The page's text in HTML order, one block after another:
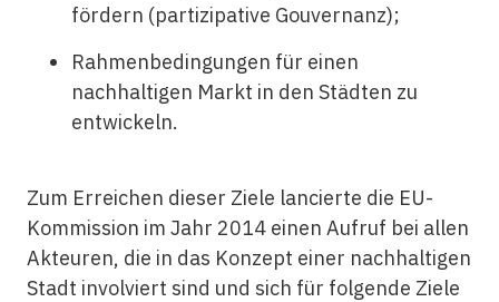
fördern (partizipative Gouvernanz);
Rahmenbedingungen für einen
nachhaltigen Markt in den Städten zu
entwickeln.
Zum Erreichen dieser Ziele lancierte die EU-
Kommission im Jahr 2014 einen Aufruf bei allen
Akteuren, die in das Konzept einer nachhaltigen
Stadt involviert sind und sich für folgende Ziele